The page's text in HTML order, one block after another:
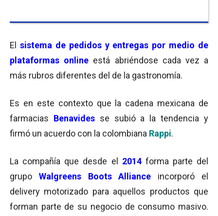
El sistema depedidos y entregas por medio de
plataformas online está abriéndose cada vez a
más rubros diferentes del de la gastronomía.
Es en este contexto que la cadena mexicana de
farmacias Benavides se subió a la tendencia y
firmó un acuerdo con la colombiana Rappi.
La compañía que desde el 2014 forma parte del
grupo Walgreens Boots Alliance incorporó el
delivery motorizado para aquellos productos que
forman parte de su negocio de consumo masivo.